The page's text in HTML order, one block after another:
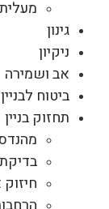
גינון
ניקיון
אב ושמירה
ביטוח לבניין
תחזוק בניין
בדיקת